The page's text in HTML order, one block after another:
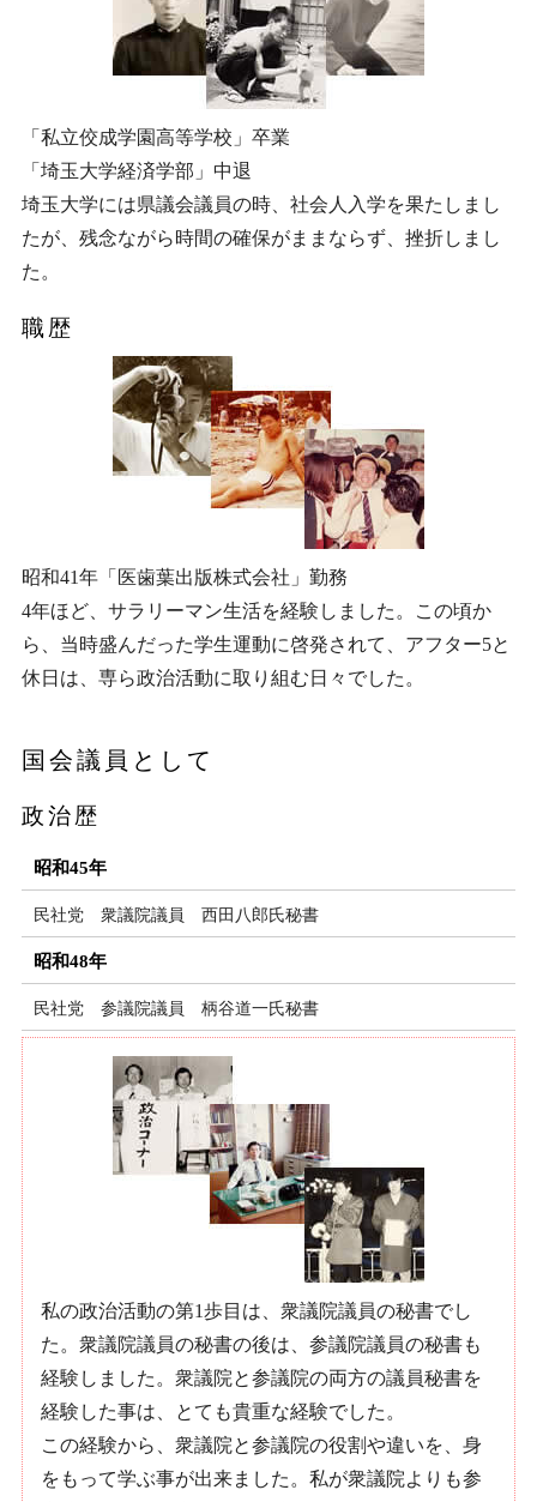
「私立佼成学園高等学校」卒業
「埼玉大学経済学部」中退
埼玉大学には県議会議員の時、社会人入学を果たしまし
たが、残念ながら時間の確保がままならず、挫折しまし
た。
職歴
昭和41年「医歯葉出版株式会社」勤務
4年ほど、サラリーマン生活を経験しました。この頃か
ら、当時盛んだった学生運動に啓発されて、アフター5と
休日は、専ら政治活動に取り組む日々でした。
国会議員として
政治歴
昭和45年
民社党 衆議院議員 西田八郎氏秘書
昭和48年
民社党 参議院議員 柄谷道一氏秘書
私の政治活動の第1歩目は、衆議院議員の秘書でし
た。衆議院議員の秘書の後は、参議院議員の秘書も
経験しました。衆議院と参議院の両方の議員秘書を
経験した事は、とても貴重な経験でした。
この経験から、衆議院と参議院の役割や違いを、身
をもって学ぶ事が出来ました。私が衆議院よりも参